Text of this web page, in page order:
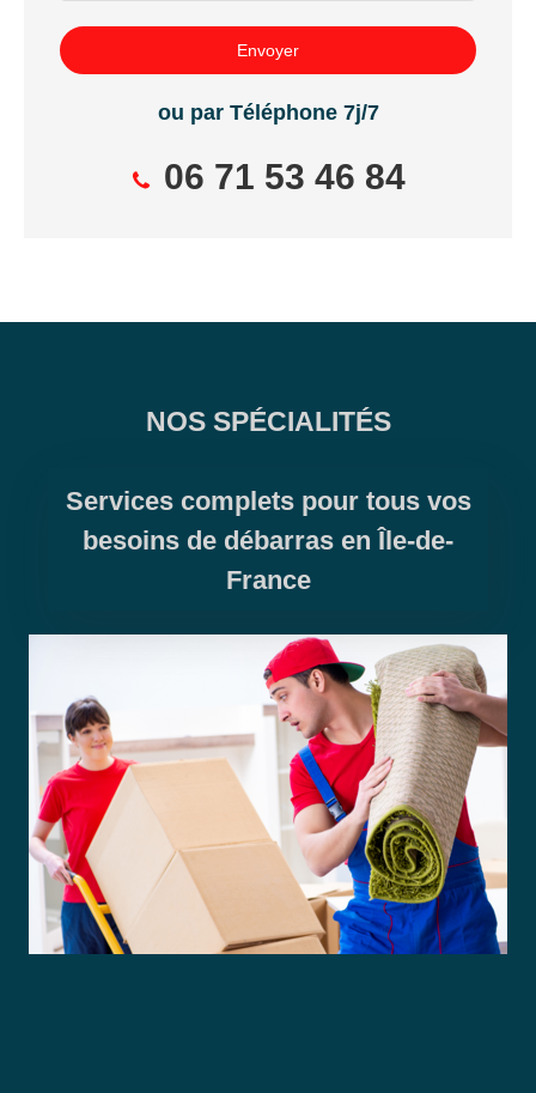
Envoyer
ou par Téléphone 7j/7
06 71 53 46 84
NOS SPÉCIALITÉS
Services complets pour tous vos
besoins de débarras en Île-de-
France